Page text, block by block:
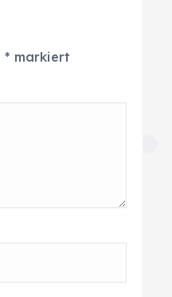
* markiert